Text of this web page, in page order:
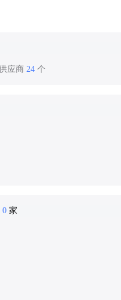
应商 24 个
0 家